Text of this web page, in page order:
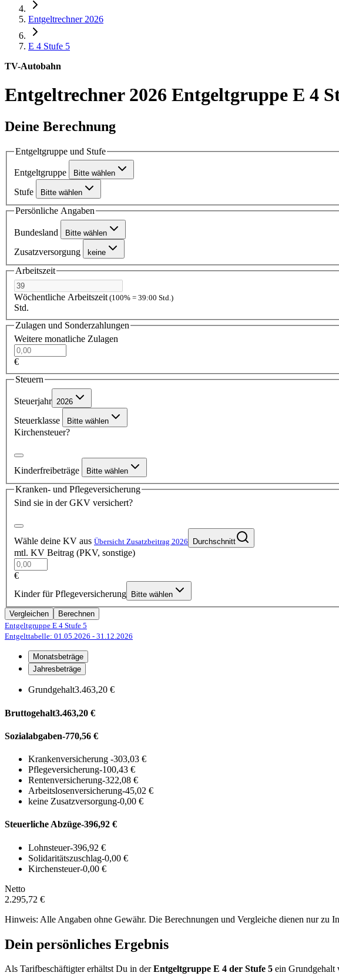
Entgeltrechner 2026
E 4 Stufe 5
TV-Autobahn
Entgeltrechner 2026 Entgeltgruppe E 4
Deine Berechnung
Entgeltgruppe und Stufe
Entgeltgruppe Bitte wählen
Stufe Bitte wählen
Persönliche Angaben
Bundesland Bitte wählen
Zusatzversorgung keine
Arbeitszeit
Wöchentliche Arbeitszeit (100% = 39:00 Std.)
Std.
Zulagen und Sonderzahlungen
Weitere monatliche Zulagen
€
Steuern
Steuerjahr 2026
Steuerklasse Bitte wählen
Kirchensteuer?
Kinderfreibeträge Bitte wählen
Kranken- und Pflegeversicherung
Sind sie in der GKV versichert?
Wähle deine KV aus Übersicht Zusatzbeitrag 2026 Durchschnitt
mtl. KV Beitrag (PKV, sonstige)
€
Kinder für Pflegeversicherung
Bitte wählen
Vergleichen
Berechnen
Entgeltgruppe E 4 Stufe 5
Entgelttabelle: 01.05.2026 - 31.12.2026
Monatsbeträge
Jahresbeträge
Grundgehalt3.463,20 €
Bruttogehalt3.463,20 €
Sozialabgaben-770,56 €
Krankenversicherung -303,03 €
Pflegeversicherung-100,43 €
Rentenversicherung-322,08 €
Arbeitslosenversicherung-45,02 €
keine Zusatzversorgung-0,00 €
Steuerliche Abzüge-396,92 €
Lohnsteuer-396,92 €
Solidaritätszuschlag-0,00 €
Kirchensteuer-0,00 €
Netto
2.295,72 €
Hinweis: Alle Angaben ohne Gewähr. Die Berechnungen und Vergleiche dienen nur zu
Dein persönliches Ergebnis
Als Tarifbeschäftigter erhältst Du in derEntgeltgruppe E 4 der Stufe 5 ein Grundgehalt